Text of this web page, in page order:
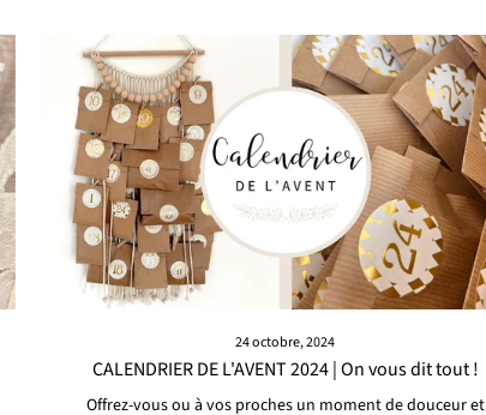
24 octobre, 2024
CALENDRIER DE L'AVENT 2024 | On vous dit tout !
Offrez-vous ou à vos proches un moment de douceur et